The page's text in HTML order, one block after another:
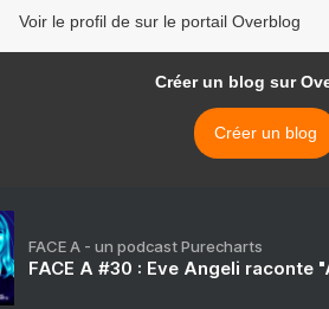
Voir le profil de sur le portail Overblog
Créer un blog sur
Créer un blog
FACE A - un podcast Purecharts
FACE A #30 : Eve Angeli raconte